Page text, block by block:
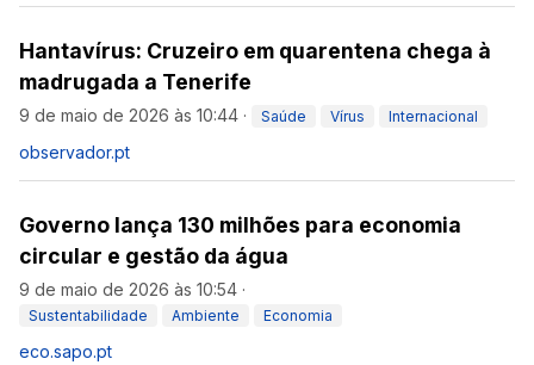
Hantavírus: Cruzeiro em quarentena chega à
madrugada a Tenerife
9 de maio de 2026 às 10:44 · Saúde Vírus Internacional
observador.pt
Governo lança 130 milhões para economia
circular e gestão da água
9 de maio de 2026 às 10:54 ·
Sustentabilidade Ambiente Economia
eco.sapo.pt